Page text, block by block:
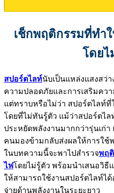
เช็กพฤติกรรมที่ทำ
โดยไ
สปอร์ตไลท์นับเป็นแหล่งแสงสว่
ความปลอดภัยและการเสริมคว
แต่ทราบหรือไม่ว่า สปอร์ตไลท์ที่
โดยที่ไม่ทันรู้ตัว แม้ว่าสปอร์ตไล
ประหยัดพลังงานมากกว่ารุ่นเก่
คนมองข้ามกลับส่งผลให้การใ
ในบทความนี้จะพาไปสำรวจพฤ
ไฟโดยไม่รู้ตัว พร้อมนำเสนอวิธี
ให้สามารถใช้งานสปอร์ตไลท์ไ
จ่ายด้านพลังงานในระยะยาว